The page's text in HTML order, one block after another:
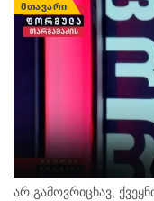
ᲛᲗᲐᲕᲐᲠᲘ
არ გამოვრიცხავ,